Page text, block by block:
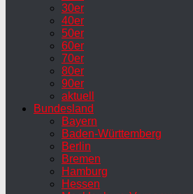
30er
40er
50er
60er
70er
80er
90er
aktuell
Bundesland
Bayern
Baden-Württemberg
Berlin
Bremen
Hamburg
Hessen